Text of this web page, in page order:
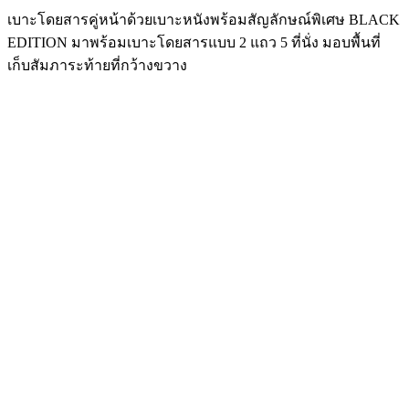
เบาะโดยสารคู่หน้าด้วยเบาะหนังพร้อมสัญลักษณ์พิเศษ BLACK
EDITION มาพร้อมเบาะโดยสารแบบ 2 แถว 5 ที่นั่ง มอบพื้นที่
เก็บสัมภาระท้ายที่กว้างขวาง